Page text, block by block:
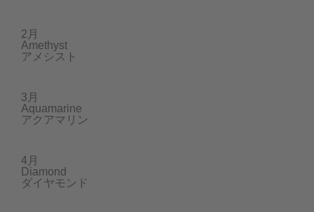
2月
Amethyst
アメシスト
3月
Aquamarine
アクアマリン
4月
Diamond
ダイヤモンド